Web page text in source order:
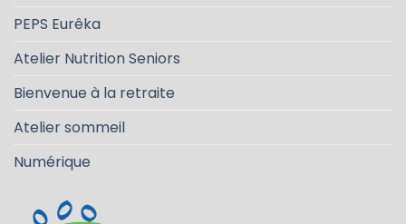
PEPS Eurêka
Atelier Nutrition Seniors
Bienvenue à la retraite
Atelier sommeil
Numérique